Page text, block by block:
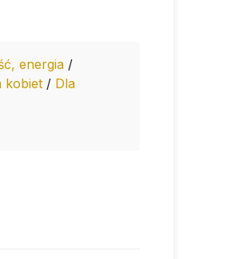
energia /
kobiet / Dla